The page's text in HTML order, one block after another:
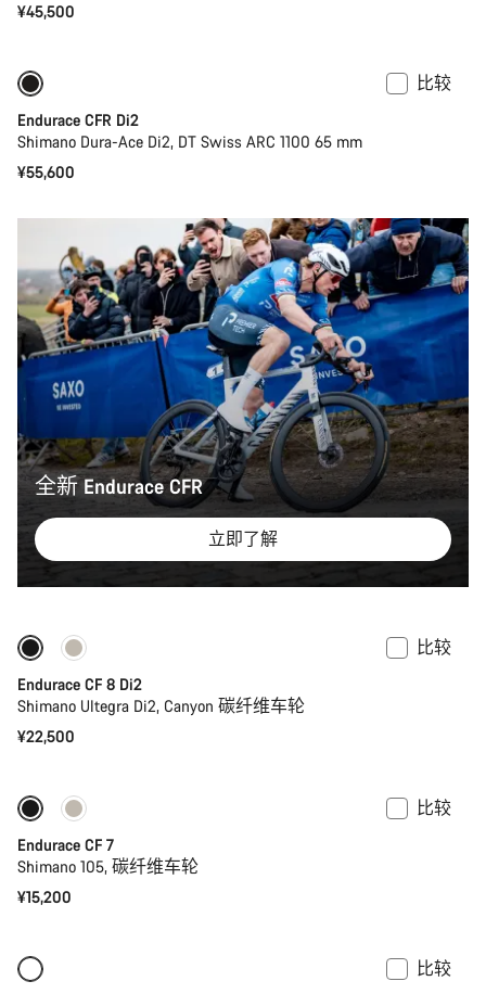
¥45,500
比较
Endurace CFR Di2
Shimano Dura-Ace Di2, DT Swiss ARC 1100 65 mm
¥55,600
全新 Endurace CFR
立即了解
比较
Endurace CF 8 Di2
Shimano Ultegra Di2, Canyon 碳纤维车轮
¥22,500
比较
Endurace CF 7
Shimano 105, 碳纤维车轮
¥15,200
比较